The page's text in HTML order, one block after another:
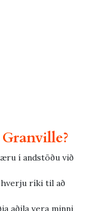
í andstöðu við
hverju ríki til að
aðila vera minni